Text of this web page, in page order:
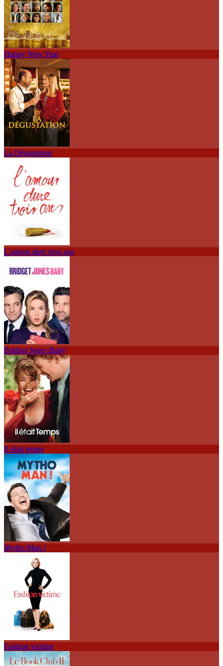
Happy New Year
La Dégustation
L'amour dure trois ans
Bridget Jones Baby
Il était temps
Mytho Man !
Fashion victime